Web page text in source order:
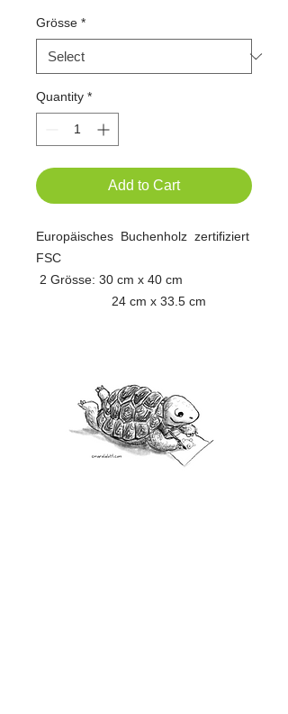
Grösse *
Quantity *
Add to Cart
Europäisches Buchenholz zertifiziert
FSC
2 Grösse: 30 cm x 40 cm
24 cm x 33.5 cm